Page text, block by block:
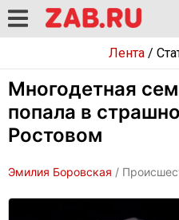
Лента/
Многодетная
попала в
Ростовом
Эмилия Боровская /